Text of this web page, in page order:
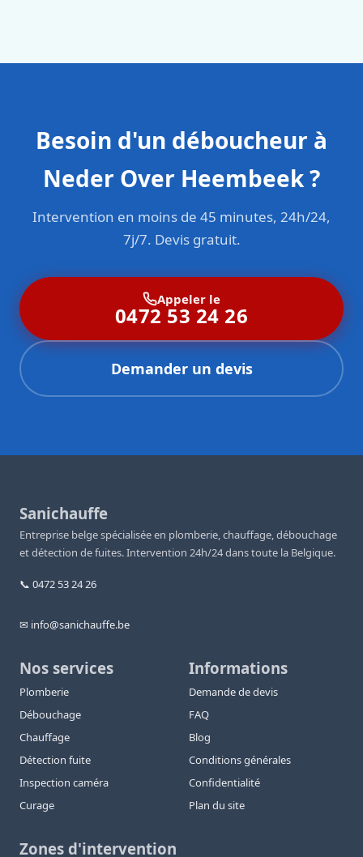
Besoin d'un déboucheur à
Neder Over Heembeek ?
Intervention en moins de 45 minutes, 24h/24,
7j/7. Devis gratuit.
Appeler le
0472 53 24 26
Demander un devis
Sanichauffe
Entreprise belge spécialisée en plomberie, chauffage, débouchage
et détection de fuites. Intervention 24h/24 dans toute la Belgique.
📞 0472 53 24 26
✉ info@sanichauffe.be
Nos services
Plomberie
Débouchage
Chauffage
Détection fuite
Inspection caméra
Curage
Informations
Demande de devis
FAQ
Blog
Conditions générales
Confidentialité
Plan du site
Zones d'intervention